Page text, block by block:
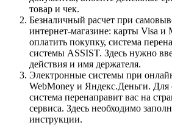
товар и чек.
Безналичный расчет при
интернет-магазине: карты Visa и
оплатить покупку, система
системы ASSIST. Здесь нужно
действия и имя держателя.
Электронные системы при
WebMoney и Яндекс.Деньги.
система перенаправит вас на
сервиса. Здесь необходимо
инструкции.